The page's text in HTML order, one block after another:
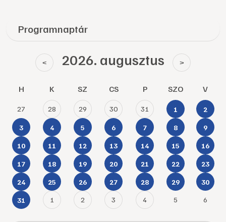
Programnaptár
< 2026. augusztus >
H K SZ CS P SZO V
27 28 29 30 31 1 2
3 4 5 6 7 8 9
10 11 12 13 14 15 16
17 18 19 20 21 22 23
24 25 26 27 28 29 30
31 1 2 3 4 5 6